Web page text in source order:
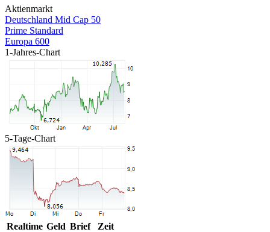
Aktienmarkt
Deutschland Mid Cap 50
Prime Standard
Europa 600
1-Jahres-Chart
5-Tage-Chart
Realtime Geld Brief
Zeit